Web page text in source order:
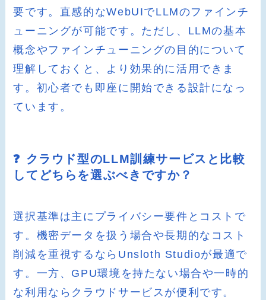
要です。直感的なWebUIでLLMのファインチ
ューニングが可能です。ただし、LLMの基本
概念やファインチューニングの目的について
理解しておくと、より効果的に活用できま
す。初心者でも即座に開始できる設計になっ
ています。
❓ クラウド型のLLM訓練サービスと比較
してどちらを選ぶべきですか？
選択基準は主にプライバシー要件とコストで
す。機密データを扱う場合や長期的なコスト
削減を重視するならUnsloth Studioが最適で
す。一方、GPU環境を持たない場合や一時的
な利用ならクラウドサービスが便利です。